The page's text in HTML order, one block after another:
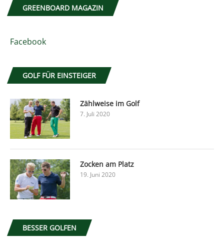
GREENBOARD MAGAZIN
Facebook
GOLF FÜR EINSTEIGER
Zählweise im Golf
7. Juli 2020
Zocken am Platz
19. Juni 2020
BESSER GOLFEN